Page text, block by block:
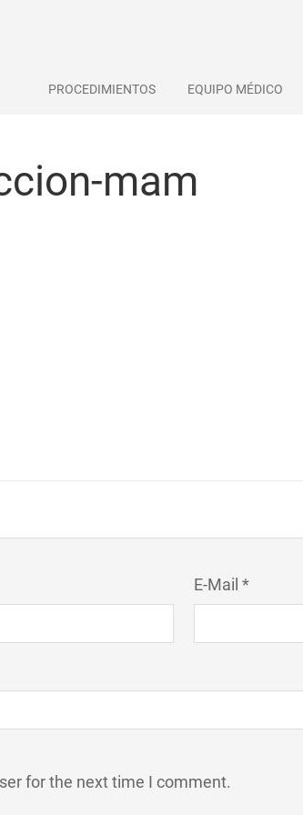
PROCEDIMIENTOS EQUIPO MÉDICO
mam
E-Mail *
for the next time I comment.